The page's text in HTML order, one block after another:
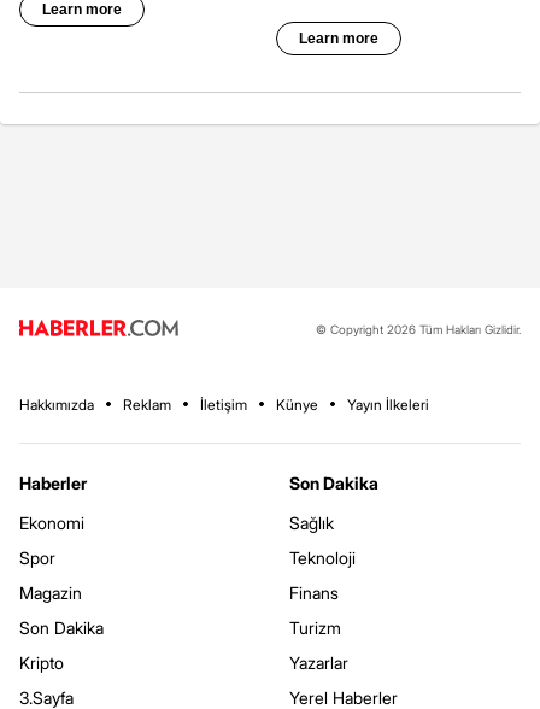
© Copyright 2026 Tüm Hakları Gizlidir.
Hakkımızda Reklam İletişim Künye Yayın İlkeleri
Haberler
Ekonomi
Spor
Magazin
Son Dakika
Kripto
3.Sayfa
Son Dakika
Sağlık
Teknoloji
Finans
Turizm
Yazarlar
Yerel Haberler